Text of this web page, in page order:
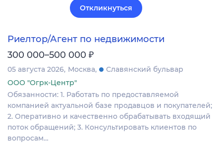
Откликнуться
Риелтор/Агент по недвижимости
300 000–500 000 ₽
05 августа 2026 Москва
Славянский бульвар
ООО "Огрк-Центр"
Обязанности: 1. Работать по предоставляемой
компанией актуальной базе продавцов и покупателей;
2. Оперативно и качественно обрабатывать входящий
поток обращений; 3. Консультировать клиентов по
вопросам…